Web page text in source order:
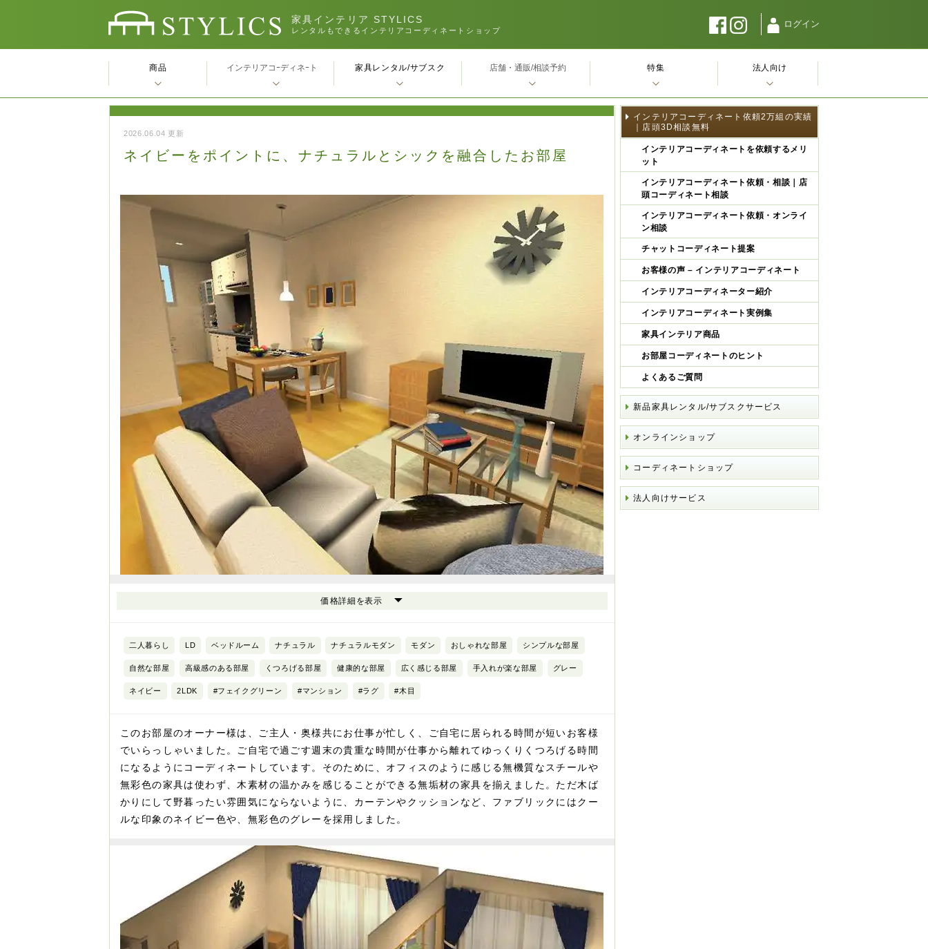
家具インテリア STYLICS
レンタルもできるインテリアコーディネートショップ
ログイン
2026.06.04 更新
ネイビーをポイントに、ナチュラルとシックを融合したお部屋
価格詳細を表示
二人暮らし LD ベッドルーム ナチュラル ナチュラルモダン モダン おしゃれな部屋 シンプルな部屋
自然な部屋 高級感のある部屋 くつろげる部屋 健康的な部屋 広く感じる部屋 手入れが楽な部屋 グレー
ネイビー 2LDK #フェイクグリーン #マンション #ラグ #木目
このお部屋のオーナー様は、ご主人・奥様共にお仕事が忙しく、ご自宅に居られる時間が短いお客様
でいらっしゃいました。ご自宅で過ごす週末の貴重な時間が仕事から離れてゆっくりくつろげる時間
になるようにコーディネートしています。そのために、オフィスのように感じる無機質なスチールや
無彩色の家具は使わず、木素材の温かみを感じることができる無垢材の家具を揃えました。ただ木ば
かりにして野暮ったい雰囲気にならないように、カーテンやクッションなど、ファブリックにはクー
ルな印象のネイビー色や、無彩色のグレーを採用しました。
インテリアコーディネート依頼2万組の実績
｜店頭3D相談無料
インテリアコーディネートを依頼するメリ
ット
インテリアコーディネート依頼・相談｜店
頭コーディネート相談
インテリアコーディネート依頼・オンライ
ン相談
チャットコーディネート提案
お客様の声 – インテリアコーディネート
インテリアコーディネーター紹介
インテリアコーディネート実例集
家具インテリア商品
お部屋コーディネートのヒント
よくあるご質問
新品家具レンタル/サブスクサービス
オンラインショップ
コーディネートショップ
法人向けサービス
商品 インテリアコｰディネｰト 家具レンタル/サブスク 店舗・通販/相談予約 特集 法人向け